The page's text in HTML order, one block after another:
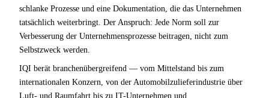
schlanke Prozesse und eine Dokumentation, die das Unternehmen
tatsächlich weiterbringt. Der Anspruch: Jede Norm soll zur
Verbesserung der Unternehmensprozesse beitragen, nicht zum
Selbstzweck werden.
IQI berät branchenübergreifend — vom Mittelstand bis zum
internationalen Konzern, von der Automobilzulieferindustrie über
Luft- und Raumfahrt bis zu IT-Unternehmen und